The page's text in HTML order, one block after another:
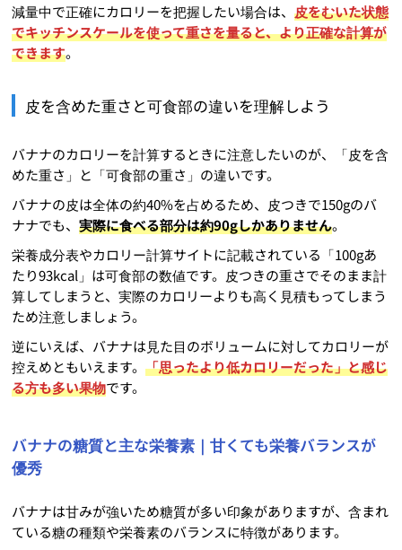
減量中で正確にカロリーを把握したい場合は、皮をむいた状態
でキッチンスケールを使って重さを量ると、より正確な計算が
できます。
皮を含めた重さと可食部の違いを理解しよう
バナナのカロリーを計算するときに注意したいのが、「皮を含
めた重さ」と「可食部の重さ」の違いです。
バナナの皮は全体の約40%を占めるため、皮つきで150gのバ
ナナでも、実際に食べる部分は約90gしかありません。
栄養成分表やカロリー計算サイトに記載されている「100gあ
たり93kcal」は可食部の数値です。皮つきの重さでそのまま計
算してしまうと、実際のカロリーよりも高く見積もってしまう
ため注意しましょう。
逆にいえば、バナナは見た目のボリュームに対してカロリーが
控えめともいえます。「思ったより低カロリーだった」と感じ
る方も多い果物です。
バナナの糖質と主な栄養素｜甘くても栄養バランスが
優秀
バナナは甘みが強いため糖質が多い印象がありますが、含まれ
ている糖の種類や栄養素のバランスに特徴があります。